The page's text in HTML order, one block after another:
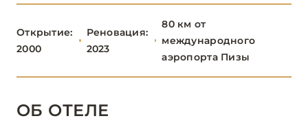
Castelfalfi
Открытие:
2000
Реновация:
2023
80 км от
международного
аэропорта Пизы
ОБ ОТЕЛЕ